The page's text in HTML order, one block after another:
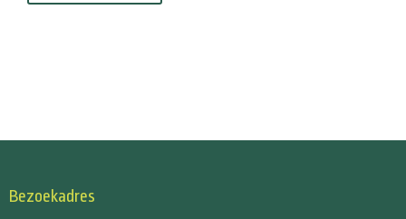
Bezoekadres